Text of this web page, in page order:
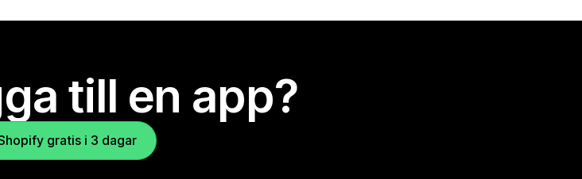
till en app?
gratis i 3 dagar